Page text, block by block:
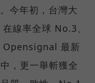
今年初，台灣大
線率全球 No.3、
Opensignal 最新
，更一舉斬獲全